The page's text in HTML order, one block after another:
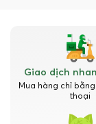
Giao dịch
Mua hàng chỉ
thoại